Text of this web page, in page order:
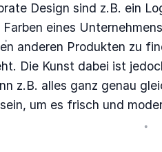
Design sind z.B. ein
eines
anderen Produkten zu
Die Kunst dabei ist
z.B. alles ganz genau
um es frisch und